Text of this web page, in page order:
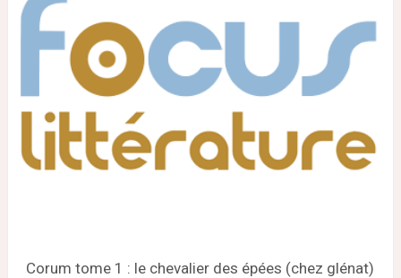
Corum tome 1 : le chevalier des épées (chez glénat)